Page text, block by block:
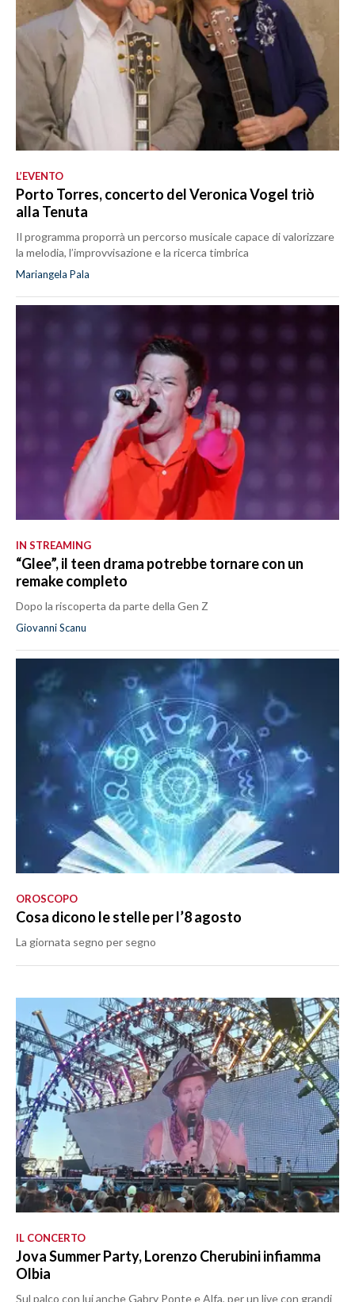
L’EVENTO
Porto Torres, concerto del Veronica Vogel triò
alla Tenuta
Il programma proporrà un percorso musicale capace di valorizzare
la melodia, l’improvvisazione e la ricerca timbrica
Mariangela Pala
IN STREAMING
“Glee”, il teen drama potrebbe tornare con un
remake completo
Dopo la riscoperta da parte della Gen Z
Giovanni Scanu
OROSCOPO
Cosa dicono le stelle per l’8 agosto
La giornata segno per segno
IL CONCERTO
Jova Summer Party, Lorenzo Cherubini infiamma
Olbia
Sul palco con lui anche Gabry Ponte e Alfa, per un live con grandi